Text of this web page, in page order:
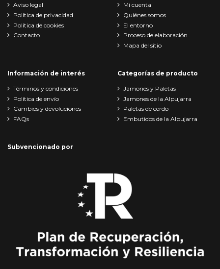
Aviso legal
Política de privacidad
Política de cookies
Contacto
Mi cuenta
Quiénes somos
El entorno
Proceso de elaboración
Mapa del sitio
Información de interés
Términos y condiciones
Política de envío
Cambios y devoluciones
FAQs
Categorías de producto
Jamones y Paletas
Jamones de la Alpujarra
Paletas de cerdo
Embutidos de la Alpujarra
Subvencionado por